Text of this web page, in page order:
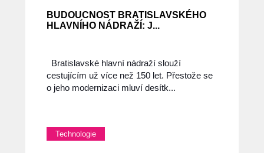
BUDOUCNOST BRATISLAVSKÉHO
HLAVNÍHO NÁDRAŽÍ: J...
Bratislavské hlavní nádraží slouží
cestujícím už více než 150 let. Přestože se
o jeho modernizaci mluví desítk...
Technologie